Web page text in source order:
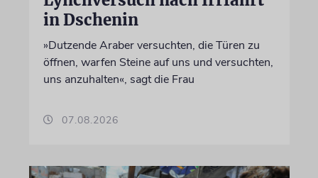
in Dschenin
»Dutzende Araber versuchten, die Türen zu
öffnen, warfen Steine auf uns und versuchten,
uns anzuhalten«, sagt die Frau
07.08.2026